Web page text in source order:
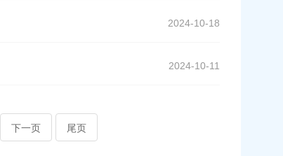
2024-10-18
2024-10-11
下一页 尾页